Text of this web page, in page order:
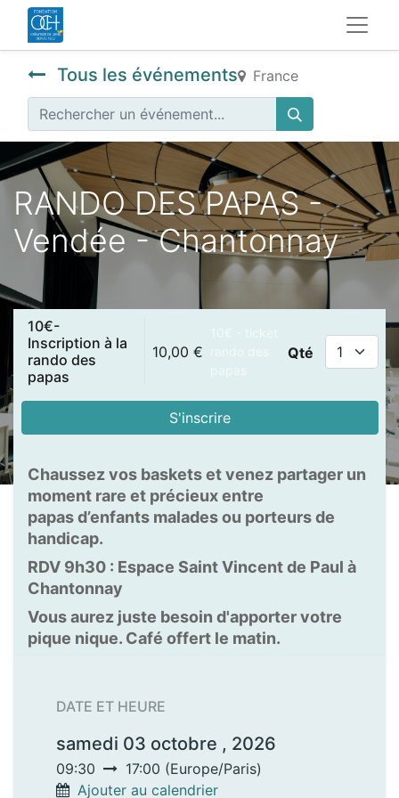
Tous les événements France
RANDO DES PAPAS -
Vendée - Chantonnay
10€-
Inscription à la
rando des
papas
10,00 € Qté
S'inscrire
Chaussez vos baskets et venez partager un
moment rare et précieux entre
papas d’enfants malades ou porteurs de
handicap.
RDV 9h30 : Espace Saint Vincent de Paul à
Chantonnay
Vous aurez juste besoin d'apporter votre
pique nique. Café offert le matin.
DATE ET HEURE
samedi 03 octobre , 2026
09:30 17:00 (Europe/Paris)
Ajouter au calendrier